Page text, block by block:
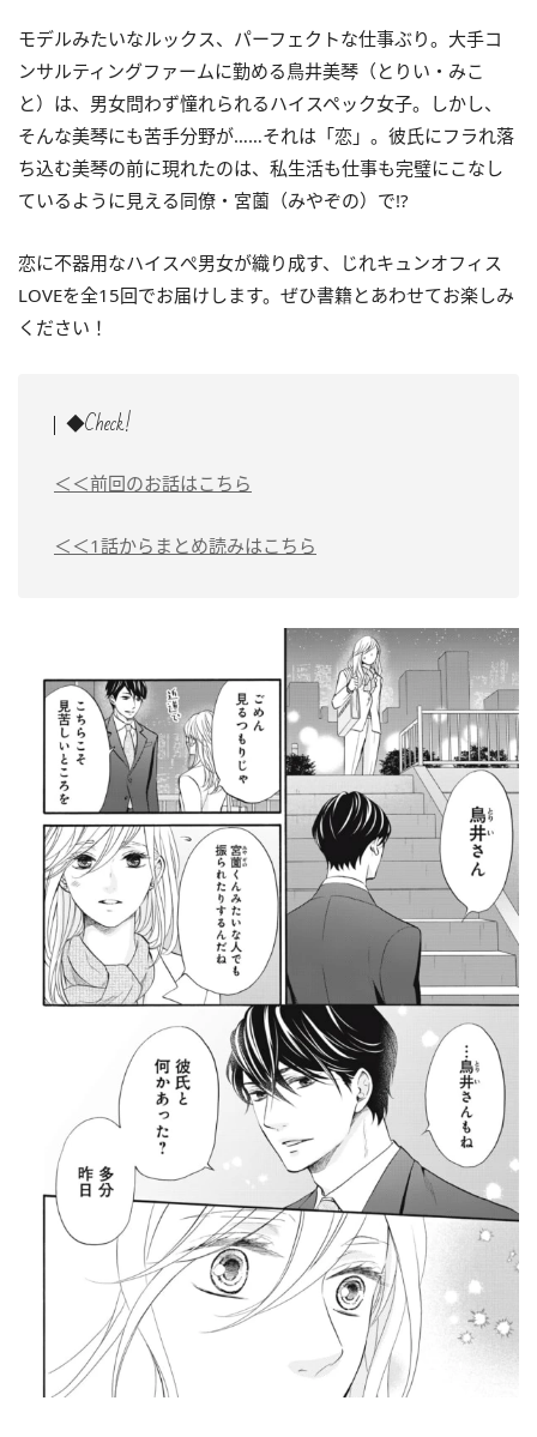
モデルみたいなルックス、パーフェクトな仕事ぶり。大手コ
ンサルティングファームに勤める鳥井美琴（とりい・みこ
と）は、男女問わず憧れられるハイスペック女子。しかし、
そんな美琴にも苦手分野が……それは「恋」。彼氏にフラれ落
ち込む美琴の前に現れたのは、私生活も仕事も完璧にこなし
ているように見える同僚・宮薗（みやぞの）で!?
恋に不器用なハイスぺ男女が織り成す、じれキュンオフィス
LOVEを全15回でお届けします。ぜひ書籍とあわせてお楽しみ
ください！
◆Check!
＜＜前回のお話はこちら
＜＜1話からまとめ読みはこちら